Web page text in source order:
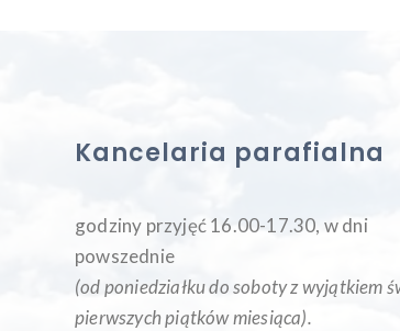
Kancelaria parafialna
godziny przyjęć 16.00-17.30, w dni
powszednie
(od poniedziałku do soboty z wyjątkiem
pierwszych piątków miesiąca).